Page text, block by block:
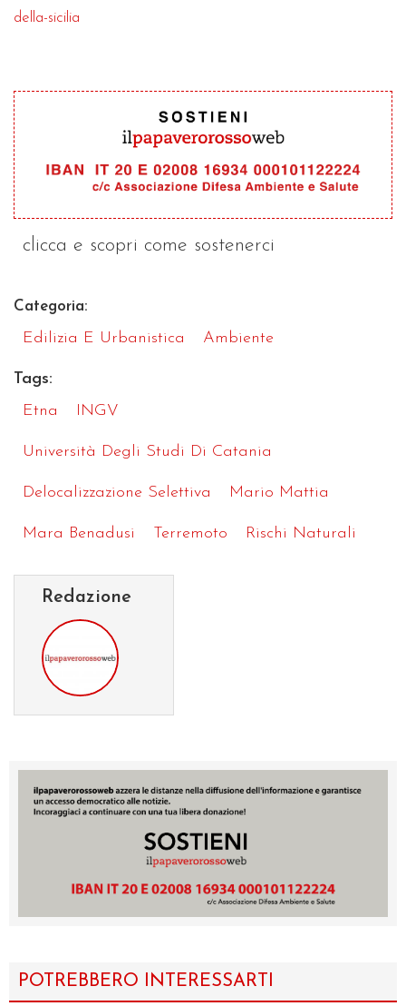
della-sicilia
clicca e scopri come sostenerci
Categoria:
Edilizia E Urbanistica Ambiente
Tags:
Etna
INGV
Università Degli Studi Di Catania
Delocalizzazione Selettiva Mario Mattia
Mara Benadusi Terremoto Rischi Naturali
Redazione
POTREBBERO INTERESSARTI